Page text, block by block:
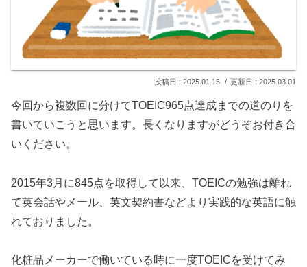
2025.01.15 2025.03.01
今回から複数回に分けてTOEIC965点達成までの道のりを
書いていこうと思います。長くなりますがどうぞお付き合
いください。
2015年3月に845点を取得して以来、TOEICの勉強は離れ
て英会話やメール、英文契約書などより実践的な英語に触
れておりました。
化粧品メーカーで働いている時に一度TOEICを受けてみ